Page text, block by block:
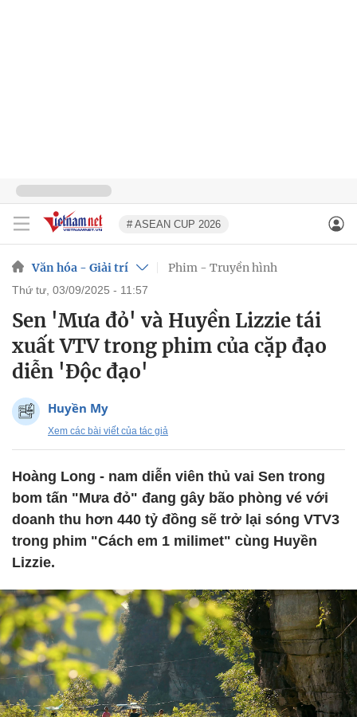
# ASEAN CUP 2026
Văn hóa - Giải trí Phim - Truyền hình
thứ tư, 03/09/2025 - 11:57
Sen 'Mưa đỏ' và Huyền Lizzie tái
xuất VTV trong phim của cặp đạo
diễn 'Độc đạo'
Huyền My
Xem các bài viết của tác giả
Hoàng Long - nam diễn viên thủ vai Sen trong
bom tấn "Mưa đỏ" đang gây bão phòng vé với
doanh thu hơn 440 tỷ đồng sẽ trở lại sóng VTV3
trong phim "Cách em 1 milimet" cùng Huyền
Lizzie.